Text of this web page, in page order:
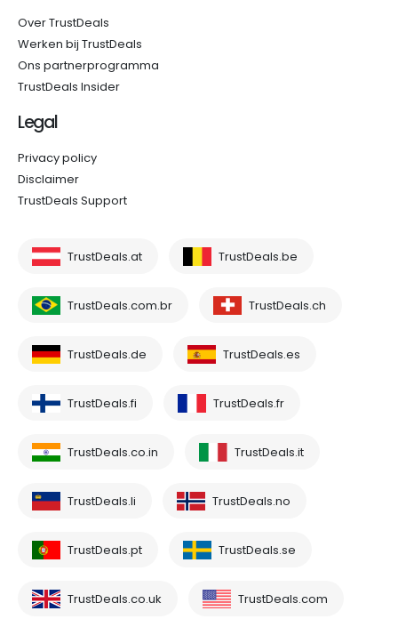
Over TrustDeals
Werken bij TrustDeals
Ons partnerprogramma
TrustDeals Insider
Legal
Privacy policy
Disclaimer
TrustDeals Support
TrustDeals.at TrustDeals.be
TrustDeals.com.br TrustDeals.ch
TrustDeals.de TrustDeals.es
TrustDeals.fi TrustDeals.fr
TrustDeals.co.in TrustDeals.it
TrustDeals.li TrustDeals.no
TrustDeals.pt TrustDeals.se
TrustDeals.co.uk TrustDeals.com